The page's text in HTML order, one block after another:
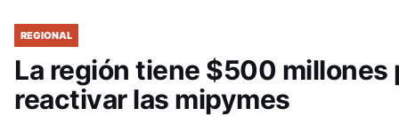
REGIONAL
La región tiene $500 millones
reactivar las mipymes